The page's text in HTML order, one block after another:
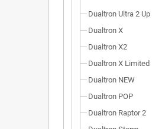
Dualtron Ultra 2 Up
Dualtron X
Dualtron X2
Dualtron X Limited
Dualtron NEW
Dualtron POP
Dualtron Raptor 2